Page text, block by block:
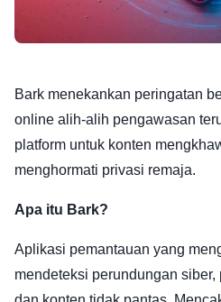
Bark menekankan peringatan
online alih-alih pengawasan
platform untuk konten
menghormati privasi remaja.
Apa itu Bark?
Aplikasi pemantauan yang
mendeteksi perundungan